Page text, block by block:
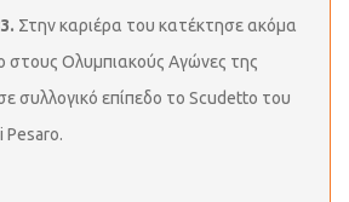
Στην καριέρα του κατέκτησε ακόμα
στους Ολυμπιακούς Αγώνες της
συλλογικό επίπεδο το Scudetto του
Pesaro.